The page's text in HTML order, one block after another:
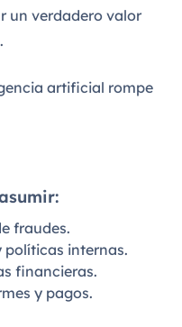
un verdadero valor
artificial rompe
fraudes.
internas.
financieras.
y pagos.